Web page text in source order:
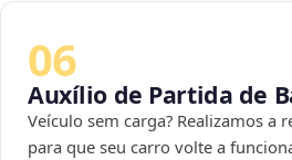
06
Auxílio de Partida de
Veículo sem carga? Realizamos a
para que seu carro volte a